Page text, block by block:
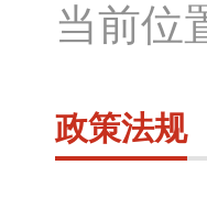
当前位
政策法规